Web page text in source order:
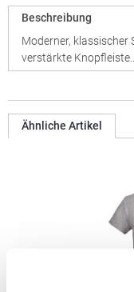
Beschreibung
Moderner, klassischer
verstärkte Knopfleiste…
Ähnliche Artikel